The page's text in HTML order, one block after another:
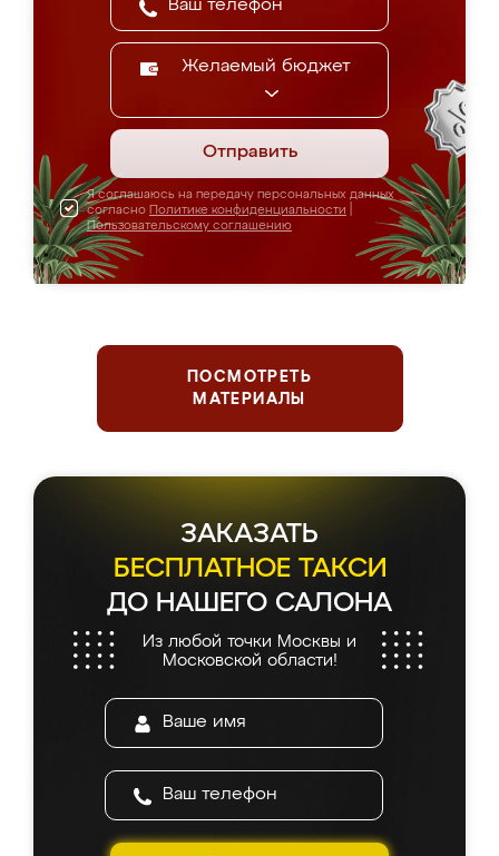
Желаемый бюджет
Отправить
Я соглашаюсь на передачу персональных данных
согласно Политике конфиденциальности
Пользовательскому соглашению
ПОСМОТРЕТЬ
МАТЕРИАЛЫ
ЗАКАЗАТЬ
БЕСПЛАТНОЕ ТАКСИ
ДО НАШЕГО САЛОНА
Из любой точки Москвы и
Московской области!